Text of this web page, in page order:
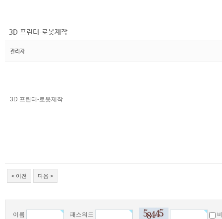
3D 프린터-로봇제작
관리자
3D 프린터-로봇제작
< 이전 다음 >
이름 패스워드